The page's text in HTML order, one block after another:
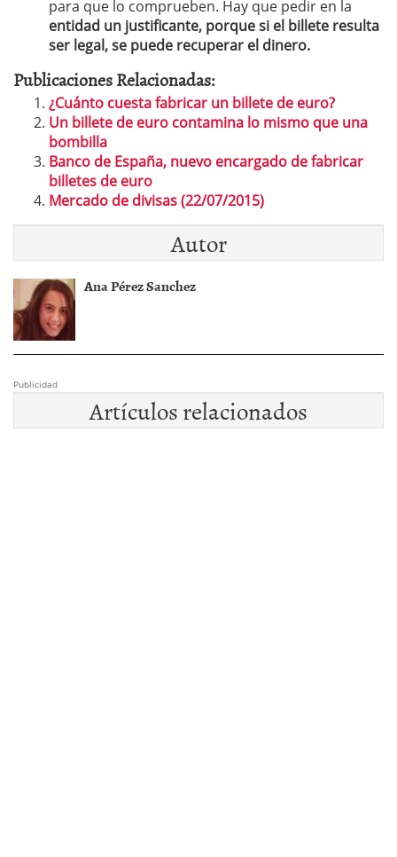
para que lo comprueben. Hay que pedir en la
entidad un justificante, porque si el billete resulta
ser legal, se puede recuperar el dinero.
Publicaciones Relacionadas:
¿Cuánto cuesta fabricar un billete de euro?
Un billete de euro contamina lo mismo que una
bombilla
Banco de España, nuevo encargado de fabricar
billetes de euro
Mercado de divisas (22/07/2015)
Autor
Ana Pérez Sanchez
Publicidad
Artículos relacionados